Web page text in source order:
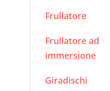
Frullatore
Frullatore ad
immersione
Giradischi